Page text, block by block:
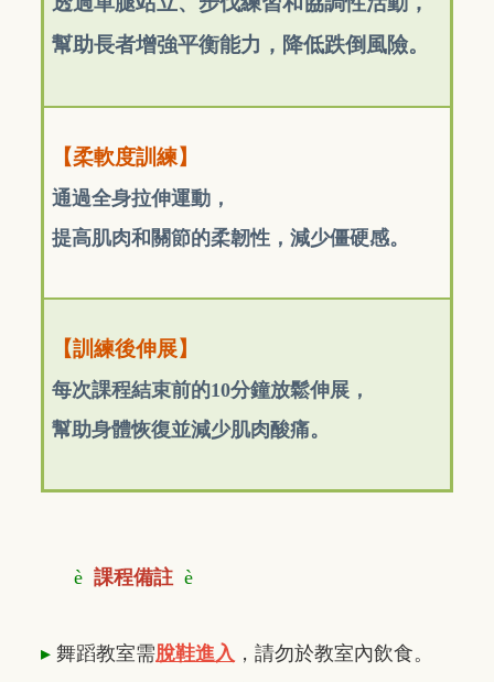
幫助長者增強平衡能力，降低跌倒風險。
【柔軟度訓練】
通過全身拉伸運動，
提高肌肉和關節的柔韌性，減少僵硬感。
【訓練後伸展】
每次課程結束前的10分鐘放鬆伸展，
幫助身體恢復並減少肌肉酸痛。
è 課程備註 è
▸ 舞蹈教室需脫鞋進入 ，請勿於教室內飲食。